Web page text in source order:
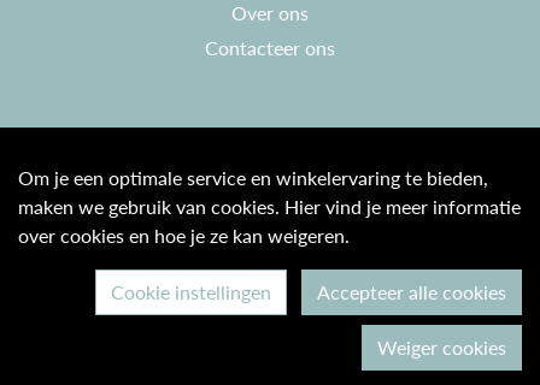
Over ons
Contacteer ons
Algemene voorwaarden
Privacy beleid
© 2026 Max & Ine B2C
Om je een optimale service en winkelervaring te bieden,
maken we gebruik van cookies. Hier vind je meer informatie
over cookies en hoe je ze kan weigeren.
Cookie instellingen
Accepteer alle cookies
Weiger cookies